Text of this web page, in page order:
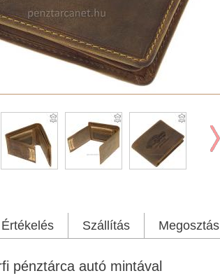
Értékelés Szállítás Megosztás
pénztárca autó mintával